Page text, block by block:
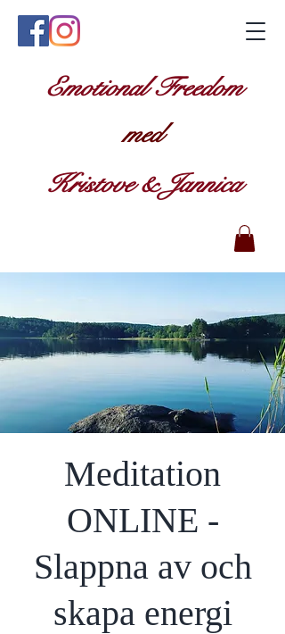
Emotional Freedom
med
Kristove & Jannica
Meditation
ONLINE -
Slappna av och
skapa energi